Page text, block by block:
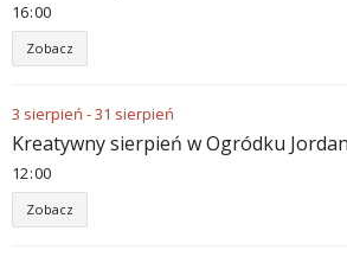
16:00
Zobacz
3 sierpień -31 sierpień
Kreatywny sierpień w Ogródku
12:00
Zobacz